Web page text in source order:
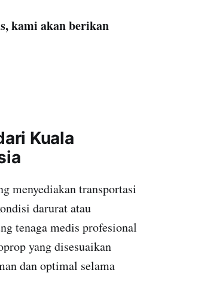
kami akan berikan
Kuala
menyediakan transportasi
darurat atau
tenaga medis profesional
yang disesuaikan
dan optimal selama